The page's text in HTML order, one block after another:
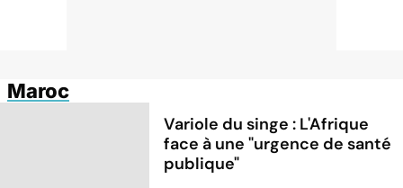
Maroc
Variole du singe : L'Afrique
face à une "urgence de santé
publique"